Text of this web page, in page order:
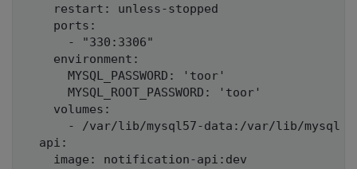
    restart: unless-stopped
    ports:
      - "330:3306"
    environment:
      MYSQL_PASSWORD: 'toor'
      MYSQL_ROOT_PASSWORD: 'toor'
    volumes:
      - /var/lib/mysql57-data:/var/lib/mysql
  api:
    image: notification-api:dev